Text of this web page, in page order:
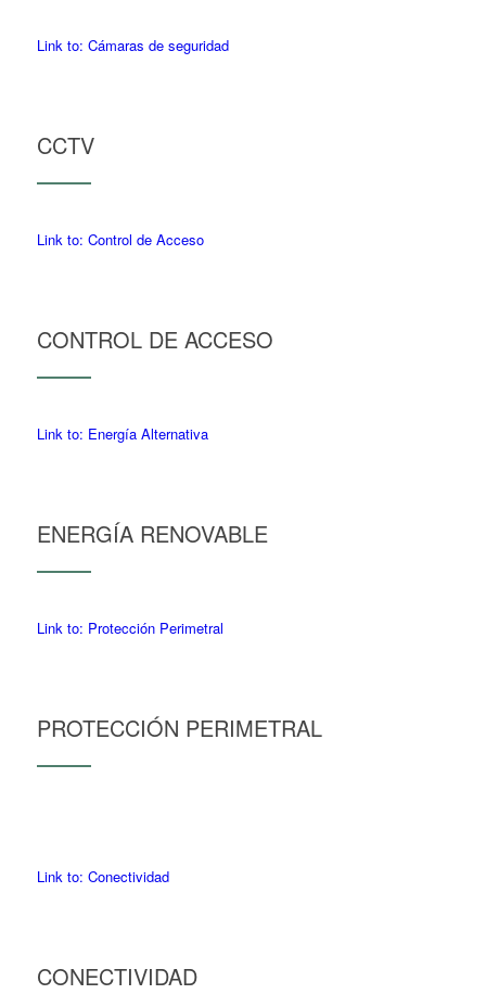
Link to: Cámaras de seguridad
CCTV
Link to: Control de Acceso
CONTROL DE ACCESO
Link to: Energía Alternativa
ENERGÍA RENOVABLE
Link to: Protección Perimetral
PROTECCIÓN PERIMETRAL
Link to: Conectividad
CONECTIVIDAD